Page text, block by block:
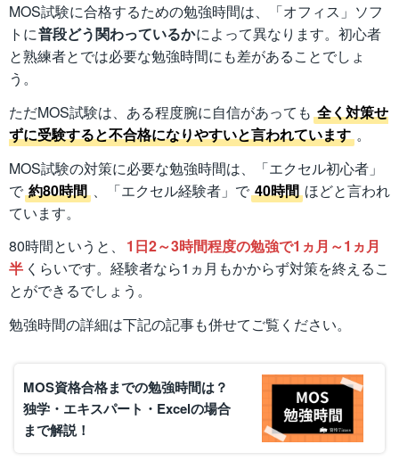
MOS試験に合格するための勉強時間は、「オフィス」ソフ
トに普段どう関わっているかによって異なります。初心者
と熟練者とでは必要な勉強時間にも差があることでしょ
う。
ただMOS試験は、ある程度腕に自信があっても 全く対策せ
ずに受験すると不合格になりやすいと言われています 。
MOS試験の対策に必要な勉強時間は、「エクセル初心者」
で 約80時間 、「エクセル経験者」で 40時間 ほどと言われ
ています。
80時間というと、
1日2～3時間程度の勉強で1ヵ月～1ヵ月
半 くらいです。経験者なら1ヵ月もかからず対策を終えるこ
とができるでしょう。
勉強時間の詳細は下記の記事も併せてご覧ください。
MOS資格合格までの勉強時間は？
独学・エキスパート・Excelの場合
まで解説！